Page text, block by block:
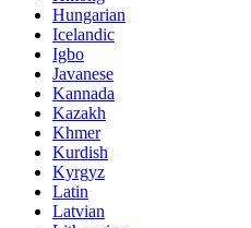
Hungarian
Icelandic
Igbo
Javanese
Kannada
Kazakh
Khmer
Kurdish
Kyrgyz
Latin
Latvian